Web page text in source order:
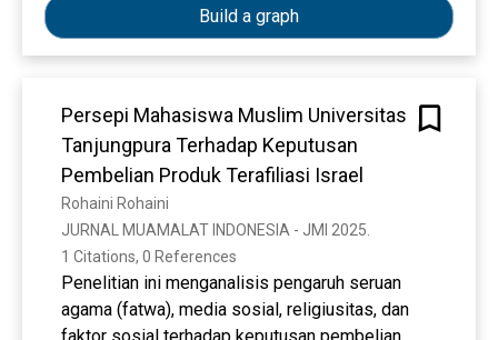
jawi kota Pontianak. Dalam penelitian ini,
sampel diambil sebanyak 100 responden yang
menggunakan produk Tupperware. Teknik
Bertahap (Analisis Jalur/Path Analysis), Analisis
jalur tidak hanya menguji pengaruh langsung,
tetapi juga menjelaskan tentang ada atau
tidaknya pengaruh tidak langsung yang diberikan
variabel bebas melalui variabel intervening
terhadap variabel terikat.Dari hasil penelitian ini
menunjukan bahwa kualitas produk (X1) dan citra
merek (X2) tidak berpengaruh signifikan
terhadap keputusan pembelian (Y1) produk
Build a graph
Persepi Mahasiswa Muslim Universitas
Tanjungpura Terhadap Keputusan
Pembelian Produk Terafiliasi Israel
Rohaini Rohaini
JURNAL MUAMALAT INDONESIA - JMI 2025.
1 Citations, 0 References
Penelitian ini menganalisis pengaruh seruan
agama (fatwa), media sosial, religiusitas, dan